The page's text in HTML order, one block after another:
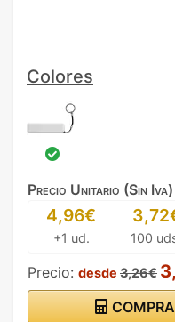
Colores
Precio Unitario (Sin Iva)
4,96€
+1 ud. 100
Precio: desde 3,26€